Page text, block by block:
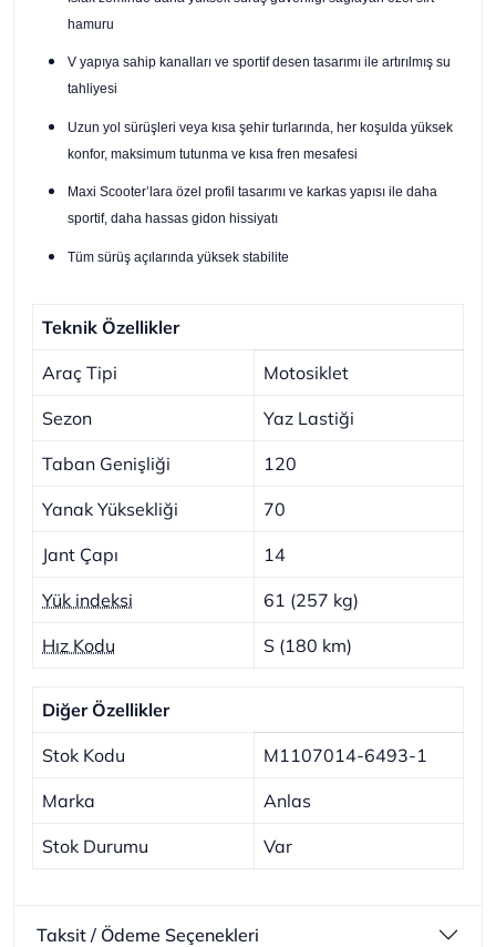
hamuru
V yapıya sahip kanalları ve sportif desen tasarımı ile artırılmış su
tahliyesi
Uzun yol sürüşleri veya kısa şehir turlarında, her koşulda yüksek
konfor, maksimum tutunma ve kısa fren mesafesi
Maxi Scooter’lara özel profil tasarımı ve karkas yapısı ile daha
sportif, daha hassas gidon hissiyatı
Tüm sürüş açılarında yüksek stabilite
Teknik Özellikler
Araç Tipi Motosiklet
Sezon Yaz Lastiği
Taban Genişliği 120
Yanak Yüksekliği 70
Jant Çapı 14
Yük indeksi 61 (257 kg)
Hız Kodu S (180 km)
Diğer Özellikler
Stok Kodu M1107014-6493-1
Marka Anlas
Stok Durumu Var
Taksit / Ödeme Seçenekleri